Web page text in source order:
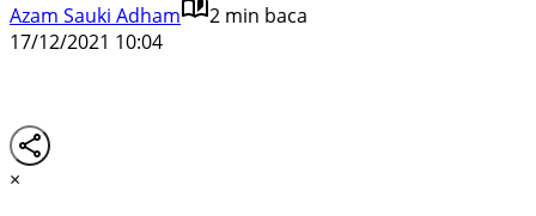
Azam Sauki Adham
2 min baca
17/12/2021 10:04
×